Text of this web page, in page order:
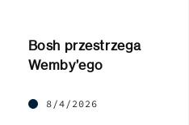
Bosh przestrzega
Wemby’ego
8/4/2026